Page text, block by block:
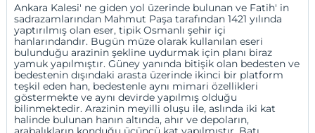
Ankara Kalesi' ne giden yol üzerinde bulunan ve Fatih' in
sadrazamlarından Mahmut Paşa tarafından 1421 yılında
yaptırılmış olan eser, tipik Osmanlı şehir içi
hanlarındandır. Bugün müze olarak kullanılan eseri
bulunduğu arazinin şekline uydurmak için planı biraz
yamuk yapılmıştır. Güney yanında bitişik olan bedesten ve
bedestenin dışındaki arasta üzerinde ikinci bir platform
teşkil eden han, bedestenle aynı mimari özellikleri
göstermekte ve aynı devirde yapılmış olduğu
bilinmektedir. Arazinin meyilli oluşu ile, aslında iki kat
halinde bulunan hanın altında, ahır ve depoların,